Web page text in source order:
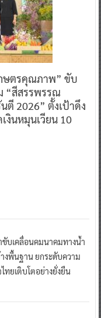
ษตรคุณภาพ” ขับ
“สีสรรพรรณ
ตี 2026” ตั้งเป้าดึง
งินหมุนเวียน 10
ขับเคลื่อนคมนาคมทางน้ำ
งพื้นฐาน ยกระดับความ
ทยเติบโตอย่างยั่งยืน